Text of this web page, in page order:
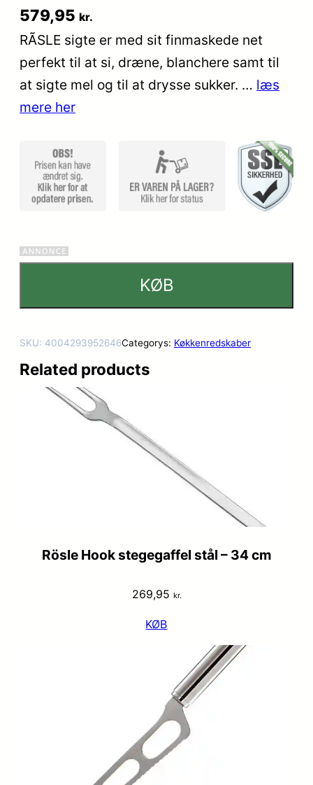
Bedømt
som4.2
ud af 5
baseret
på
84
kundebedø
mmelser
579,95 kr.
RÃSLE sigte er med sit finmaskede net
perfekt til at si, dræne, blanchere samt til
at sigte mel og til at drysse sukker. … læs
mere her
KØB
SKU: 4004293952646Categorys: Køkkenredskaber
Related products
Rösle Hook stegegaffel stål – 34 cm
269,95 kr.
KØB